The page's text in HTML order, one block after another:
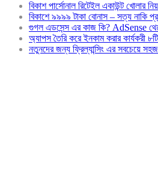
বিকাশ পার্সোনাল রিটেইল একাউন্ট খোলার
বিকাশে ৯৯৯৯ টাকা বোনাস – সত্য নাকি
গুগল এডসেন্স এর কাজ কি? AdSense
অ্যাপস তৈরি করে ইনকাম করার কার্যকরী
নতুনদের জন্য ফ্রিল্যান্সিং এর সবচেয়ে